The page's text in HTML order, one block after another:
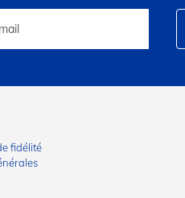
fidélité